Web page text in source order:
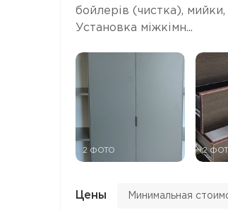
бойлерів (чистка),
Установка міжкімн...
2 ФОТО 2
Цены Минимальная